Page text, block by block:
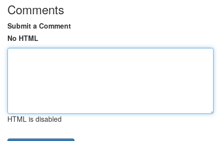
Comments
Submit a Comment
No HTML
HTML is disabled